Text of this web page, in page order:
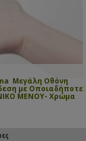
 Μεγάλη Οθόνη
με Οποιαδήποτε
ΜΕΝΟΥ- Χρώμα